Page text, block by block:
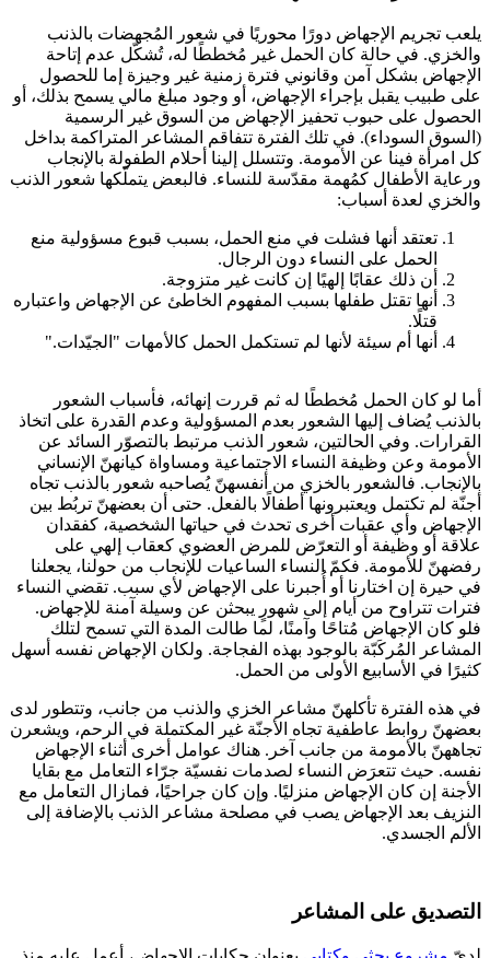
يلعب تجريم الإجهاض دورًا محوريًا في شعور المُجهضات بالذنب
والخزي. في حالة كان الحمل غير مُخططًا له، تُشكّل عدم إتاحة
الإجهاض بشكل آمن وقانوني فترة زمنية غير وجيزة إما للحصول
على طبيب يقبل بإجراء الإجهاض، أو وجود مبلغ مالي يسمح بذلك، أو
الحصول على حبوب تحفيز الإجهاض من السوق غير الرسمية
(السوق السوداء). في تلك الفترة تتفاقم المشاعر المتراكمة بداخل
كل امرأة فينا عن الأمومة. وتتسلل إلينا أحلام الطفولة بالإنجاب
ورعاية الأطفال كمُهمة مقدّسة للنساء. فالبعض يتملّكها شعور الذنب
والخزي لعدة أسباب:
تعتقد أنها فشلت في منع الحمل، بسبب قبوع مسؤولية منع
الحمل على النساء دون الرجال.
أن ذلك عقابًا إلهيًا إن كانت غير متزوجة.
أنها تقتل طفلها بسبب المفهوم الخاطئ عن الإجهاض واعتباره
قتلًا.
أنها أم سيئة لأنها لم تستكمل الحمل كالأمهات "الجيّدات."
أما لو كان الحمل مُخططًا له ثم قررت إنهائه، فأسباب الشعور
بالذنب يُضاف إليها الشعور بعدم المسؤولية وعدم القدرة على اتخاذ
القرارات. وفي الحالتين، شعور الذنب مرتبط بالتصوّر السائد عن
الأمومة وعن وظيفة النساء الاجتماعية ومساواة كيانهنّ الإنساني
بالإنجاب. فالشعور بالخزي من أنفسهنّ يُصاحبه شعور بالذنب تجاه
أجنّة لم تكتمل ويعتبرونها أطفالًا بالفعل. حتى أن بعضهنّ تربُط بين
الإجهاض وأي عقبات أخرى تحدث في حياتها الشخصية، كفقدان
علاقة أو وظيفة أو التعرّض للمرض العضوي كعقاب إلهي على
رفضهنّ للأمومة. فكمّ النساء الساعيات للإنجاب من حولنا، يجعلنا
في حيرة إن اختارنا أو أُجبرنا على الإجهاض لأي سبب. تقضي النساء
فترات تتراوح من أيام إلى شهورٍ يبحثن عن وسيلة آمنة للإجهاض.
فلو كان الإجهاض مُتاحًا وآمنًا، لما طالت المدة التي تسمح لتلك
المشاعر المُركَبّة بالوجود بهذه الفجاجة. ولكان الإجهاض نفسه أسهل
كثيرًا في الأسابيع الأولى من الحمل.
في هذه الفترة تأكلهنّ مشاعر الخزي والذنب من جانب، وتتطور لدى
بعضهنّ روابط عاطفية تجاه الأجنّة غير المكتملة في الرحم، ويشعرن
تجاههنّ بالأمومة من جانب آخر. هناك عوامل أخرى أثناء الإجهاض
نفسه. حيث تتعرَض النساء لصدمات نفسيّة جرّاء التعامل مع بقايا
الأجنة إن كان الإجهاض منزليًا. وإن كان جراحيًا، فمازال التعامل مع
النزيف بعد الإجهاض يصب في مصلحة مشاعر الذنب بالإضافة إلى
الألم الجسدي.
التصديق على المشاعر